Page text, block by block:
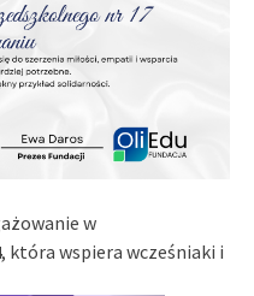
w
, która wspiera wcześniaki i